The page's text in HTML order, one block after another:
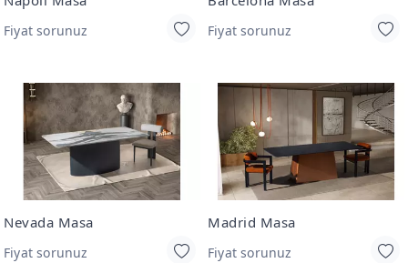
Fiyat sorunuz Fiyat sorunuz
Nevada Masa
Fiyat sorunuz
Madrid Masa
Fiyat sorunuz